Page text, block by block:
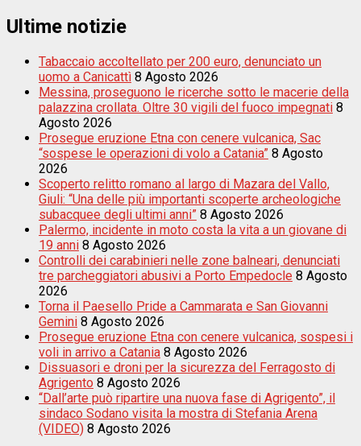
Ultime notizie
Tabaccaio accoltellato per 200 euro, denunciato un
uomo a Canicattì 8 Agosto 2026
Messina, proseguono le ricerche sotto le macerie della
palazzina crollata. Oltre 30 vigili del fuoco impegnati 8
Agosto 2026
Prosegue eruzione Etna con cenere vulcanica, Sac
“sospese le operazioni di volo a Catania” 8 Agosto
2026
Scoperto relitto romano al largo di Mazara del Vallo,
Giuli: “Una delle più importanti scoperte archeologiche
subacquee degli ultimi anni” 8 Agosto 2026
Palermo, incidente in moto costa la vita a un giovane di
19 anni 8 Agosto 2026
Controlli dei carabinieri nelle zone balneari, denunciati
tre parcheggiatori abusivi a Porto Empedocle 8 Agosto
2026
Torna il Paesello Pride a Cammarata e San Giovanni
Gemini 8 Agosto 2026
Prosegue eruzione Etna con cenere vulcanica, sospesi i
voli in arrivo a Catania 8 Agosto 2026
Dissuasori e droni per la sicurezza del Ferragosto di
Agrigento 8 Agosto 2026
“Dall’arte può ripartire una nuova fase di Agrigento”, il
sindaco Sodano visita la mostra di Stefania Arena
(VIDEO) 8 Agosto 2026